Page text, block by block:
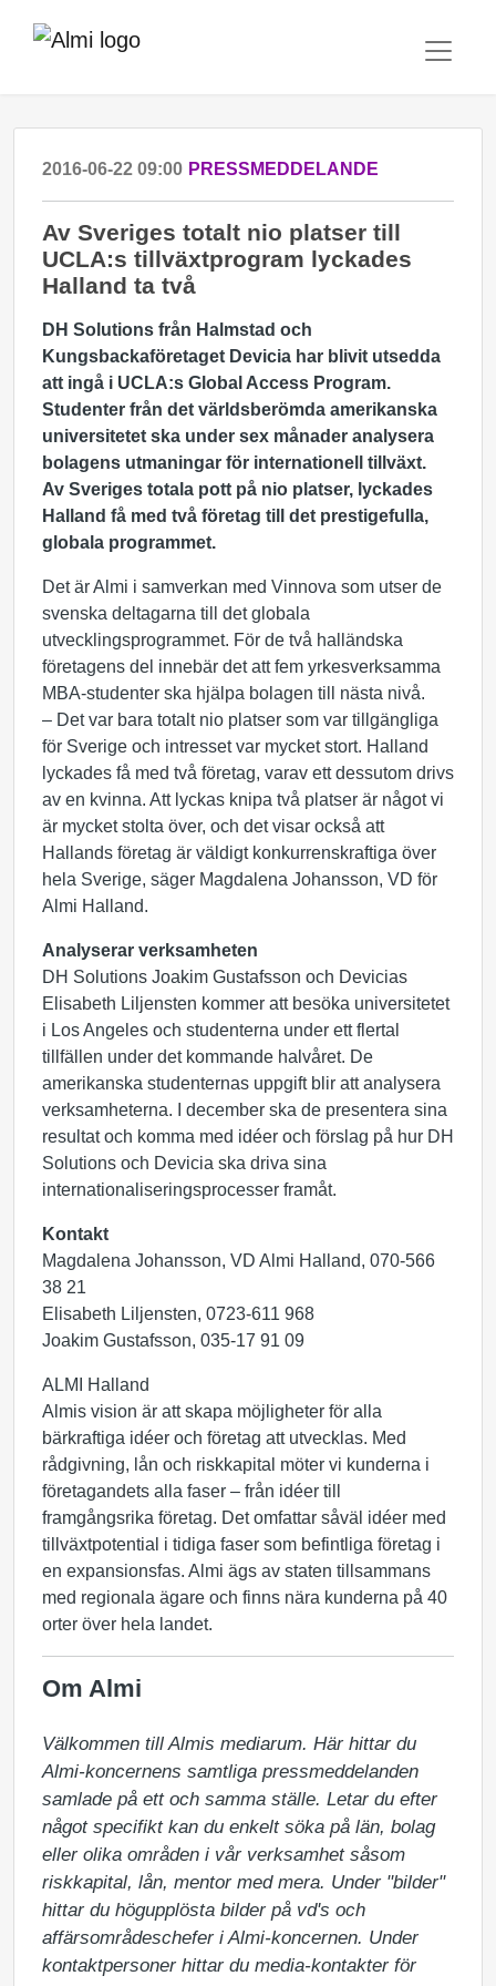
2016-06-22 09:00 PRESSMEDDELANDE
Av Sveriges totalt nio platser till
UCLA:s tillväxtprogram lyckades
Halland ta två
DH Solutions från Halmstad och
Kungsbackaföretaget Devicia har blivit utsedda
att ingå i UCLA:s Global Access Program.
Studenter från det världsberömda amerikanska
universitetet ska under sex månader analysera
bolagens utmaningar för internationell tillväxt.
Av Sveriges totala pott på nio platser, lyckades
Halland få med två företag till det prestigefulla,
globala programmet.
Det är Almi i samverkan med Vinnova som utser de
svenska deltagarna till det globala
utvecklingsprogrammet. För de två halländska
företagens del innebär det att fem yrkesverksamma
MBA-studenter ska hjälpa bolagen till nästa nivå.
– Det var bara totalt nio platser som var tillgängliga
för Sverige och intresset var mycket stort. Halland
lyckades få med två företag, varav ett dessutom drivs
av en kvinna. Att lyckas knipa två platser är något vi
är mycket stolta över, och det visar också att
Hallands företag är väldigt konkurrenskraftiga över
hela Sverige, säger Magdalena Johansson, VD för
Almi Halland.
Analyserar verksamheten
DH Solutions Joakim Gustafsson och Devicias
Elisabeth Liljensten kommer att besöka universitetet
i Los Angeles och studenterna under ett flertal
tillfällen under det kommande halvåret. De
amerikanska studenternas uppgift blir att analysera
verksamheterna. I december ska de presentera sina
resultat och komma med idéer och förslag på hur DH
Solutions och Devicia ska driva sina
internationaliseringsprocesser framåt.
Kontakt
Magdalena Johansson, VD Almi Halland, 070-566
38 21
Elisabeth Liljensten, 0723-611 968
Joakim Gustafsson, 035-17 91 09
ALMI Halland
Almis vision är att skapa möjligheter för alla
bärkraftiga idéer och företag att utvecklas. Med
rådgivning, lån och riskkapital möter vi kunderna i
företagandets alla faser – från idéer till
framgångsrika företag. Det omfattar såväl idéer med
tillväxtpotential i tidiga faser som befintliga företag i
en expansionsfas. Almi ägs av staten tillsammans
med regionala ägare och finns nära kunderna på 40
orter över hela landet.
Om Almi
Välkommen till Almis mediarum. Här hittar du
Almi-koncernens samtliga pressmeddelanden
samlade på ett och samma ställe. Letar du efter
något specifikt kan du enkelt söka på län, bolag
eller olika områden i vår verksamhet såsom
riskkapital, lån, mentor med mera. Under "bilder"
hittar du högupplösta bilder på vd's och
affärsområdeschefer i Almi-koncernen. Under
kontaktpersoner hittar du media-kontakter för